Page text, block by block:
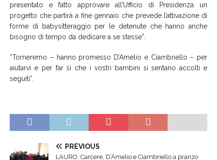
presentato e fatto approvare all’Ufficio di Presidenza un
progetto che partirà a fine gennaio che prevede l’attivazione di
forme di babysitteraggio per le detenute che hanno anche
bisogno di tempo da dedicare a se stesse”.
“Torneremo – hanno promesso D’Amelio e Ciambriello – per
aiutarvi e per far sì che i vostri bambini si sentano accolti e
seguiti”.
PREVIOUS
LAURO. Carcere, D’Amelio e Ciambriello a pranzo